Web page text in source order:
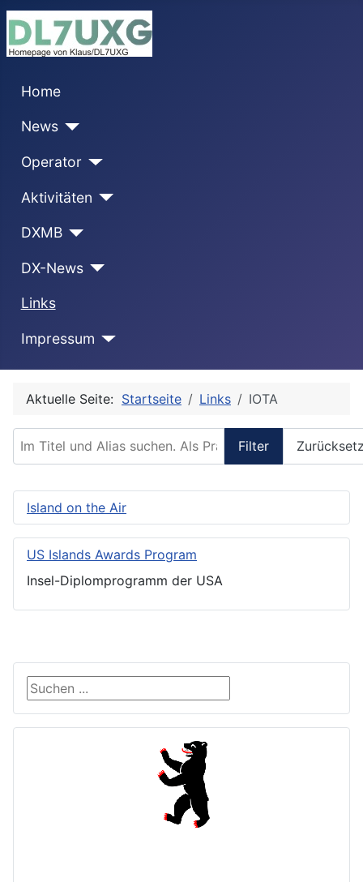
Home
News
Operator
Aktivitäten
DXMB
DX-News
Links
Impressum
Aktuelle Seite: Startseite Links IOTA
Filter
Island on the Air
US Islands Awards Program
Insel-Diplomprogramm der USA
Suche